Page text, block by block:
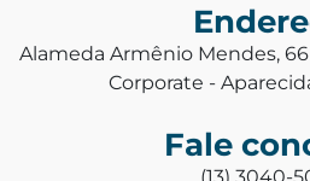
Alameda Armênio Mendes, 66
Corporate -
Fale
(13) 3040-